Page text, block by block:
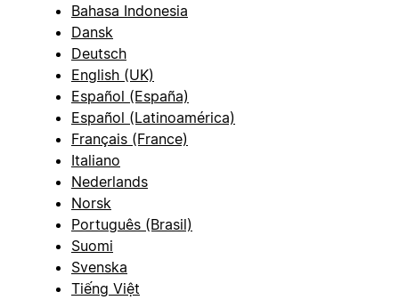
Bahasa Indonesia
Dansk
Deutsch
English (UK)
Español (España)
Español (Latinoamérica)
Français (France)
Italiano
Nederlands
Norsk
Português (Brasil)
Suomi
Svenska
Tiếng Việt